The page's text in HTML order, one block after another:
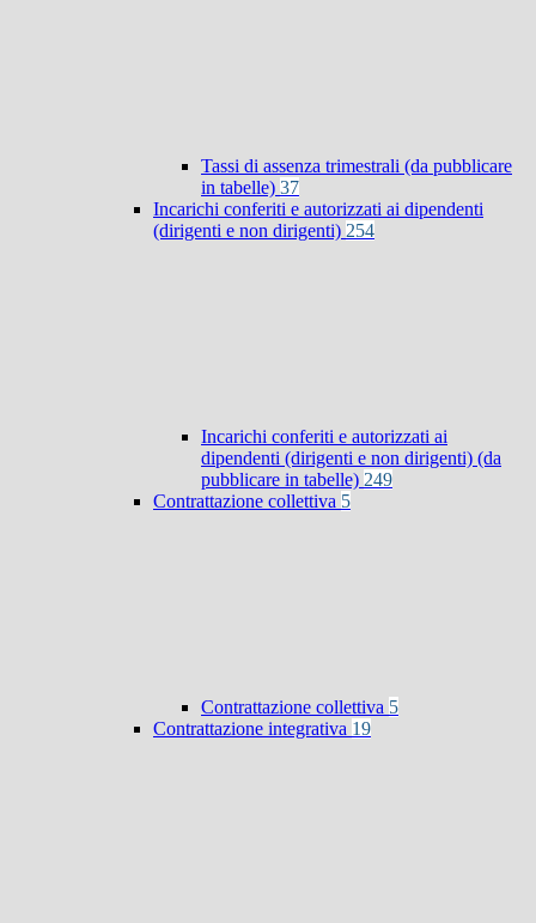
Tassi di assenza trimestrali (da pubblicare
in tabelle) 37
Incarichi conferiti e autorizzati ai dipendenti
(dirigenti e non dirigenti) 254
Incarichi conferiti e autorizzati ai
dipendenti (dirigenti e non dirigenti) (da
pubblicare in tabelle) 249
Contrattazione collettiva 5
Contrattazione collettiva 5
Contrattazione integrativa 19